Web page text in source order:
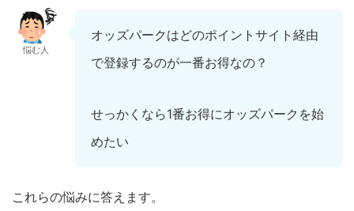
悩む人
オッズパークはどのポイントサイト経由
で登録するのが一番お得なの？
せっかくなら1番お得にオッズパークを始
めたい
これらの悩みに答えます。